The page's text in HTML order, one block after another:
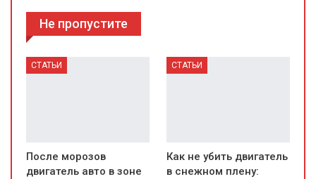
Не пропустите
СТАТЬИ
После морозов
двигатель авто в зоне
СТАТЬИ
Как не убить двигатель
в снежном плену: